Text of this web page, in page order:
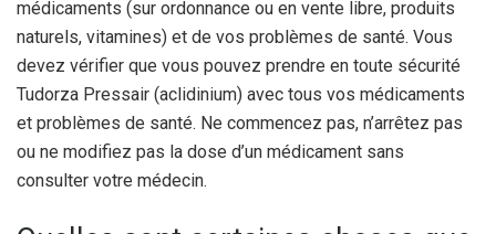
médicaments (sur ordonnance ou en vente libre, produits
naturels, vitamines) et de vos problèmes de santé. Vous
devez vérifier que vous pouvez prendre en toute sécurité
Tudorza Pressair (aclidinium) avec tous vos médicaments
et problèmes de santé. Ne commencez pas, n’arrêtez pas
ou ne modifiez pas la dose d’un médicament sans
consulter votre médecin.